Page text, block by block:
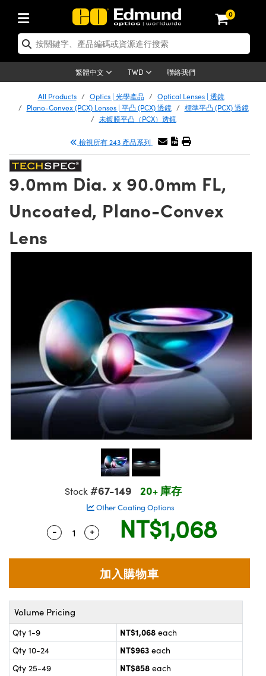
0
繁體中文 TWD 聯絡我們
| 光學產品
| 反射鏡
Diffusers | 窗鏡或擴散片
| 偏振光學元件
| 繞射光柵
Components | SCHOTT 光學
| 紅外線光學產品
| 光纖
| 雷射光學
| 超快光學
Sputtering) Coated Optics |
Elements (DOE) | 繞射光學
Optics | 雷射光學
| 雷射透鏡
| 超快光學
Assemblies | 雷射光學元件組装
Shaping | 雷射光束整形
| 雷射顯微鏡
Isolators | 晶體和隔離器
| 雷射偏光片
| 雷射稜鏡
| 光機組件
System | 光學籠式系統
Mounts | 台式光學安裝座
and Breadboards | 光學平臺和
| 電動平臺
and Slides | 平臺和滑塊
| 顯微鏡
| Mitutoyo 物鏡
| Olympus 物鏡
| Nikon 物鏡
| ZEISS 物鏡
Objectives | 有限共軛物鏡
Cameras
Lighting |顯微鏡照明
體視顯微鏡系統
| 顯微鏡濾光片
Lenses | 變焦鏡頭模組
Stage Micrometers | 刻劃板或鏡
| 顯微鏡用結構件
and Couplers | 中繼鏡或耦合鏡
Microscopes | 袖珍顯微鏡
鏡
放大鏡
| 雷射
and Electronics | 雷射量
| 雷射防護
| 雷射用光機模組
| 雷射配件
Lenses | 成像鏡頭
Lenses | 定焦鏡頭
| 遠心鏡頭
(S-Mount Lenses) | M12 鏡頭 (S 接
Magnification Lenses
Objectives | 顯微鏡物鏡
Lenses for Harsh Environments
Accessories | 成像鏡頭配件
| 相機
Cameras | Gigabit乙太網相
Cameras | Teledyne Dalsa 相
| Basler 相機
Labs Cameras™ | Lucid Vision
| Pixelink 相機
and Optomechanics | 相
Interface Cameras | 高速接口相
| 成像系統
and Illumination | 照明
Lighting | 機器視覺光源
|顯微鏡照明
| 其他光源
Targets | 測試板
Targets | 解析度測試板
Targets | 畸變測試版
& Stage Micrometers | 圖像分
Level Test Targets | 色卡測試板
| USAF 測試版
板
and Detection | 測試與監測
| 光學度量
Solutions | 機器視覺方案
測器
| 光譜儀
Tools | 量測工具
Components | 主動光學元件
and Detection
and Production | 實驗室和生產
| 清潔用品
Handling Tools | 零件夾持用品
| 光學膠
Products | Acktar 黑色吸光
Accessories | UV固化設備
| 雷射防護
性裝置
Production
用選購
Imaging
Microscopy
Processing
Tomography
By Brand
Components
Products | 新品專區
Lenses
and Detection
| 清倉品
| 清倉光學產品
| 清倉光機組件
| 清倉顯微鏡
| 清倉照明
and Detection
and Production | 清倉實驗室
Products | 重新認證產品
| 重新認證光學產品
| 重新認證光機組
| 重新認證雷射
| 重新認證顯微鏡
| 重新認證相機
and Detection
and Production | 重新認證實
用品
All Products Optics | 光學產品
Optical Lenses | 透鏡
Plano-Convex (PCX) Lenses | 平凸 (PCX) 透鏡
標準平凸 (PCX) 透鏡
未鍍膜平凸（PCX）透鏡
檢視所有 243 產品系列
9.0mm Dia. x 90.0mm FL,
Uncoated, Plano-Convex
Lens
Stock #67-149 20+ 庫存
Other Coating Options
Quantity Selector
- Use the plus and minus buttons to
+ NT$1,068
Volume Pricing
Qty 1-9 NT$1,068 each
Qty 10-24
NT$963 each
Qty 25-49
NT$858 each